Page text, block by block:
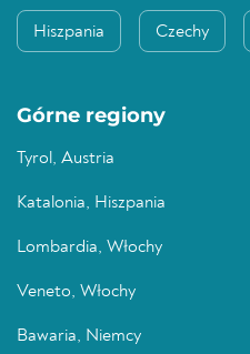
Hiszpania Czechy
Górne regiony
Tyrol, Austria
Katalonia, Hiszpania
Lombardia, Włochy
Veneto, Włochy
Bawaria, Niemcy